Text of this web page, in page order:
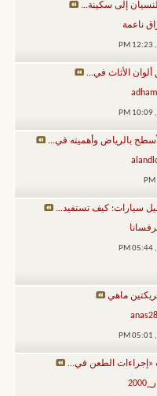
إلى سكينة...
ناعمة
12:23 PM
الأثاث في...
10:09 PM
بالرياض وأهميته في...
سيارات: كيف تستفيد...
05:44 PM
ماهي
05:01 PM
«إجراءات الطعن في...